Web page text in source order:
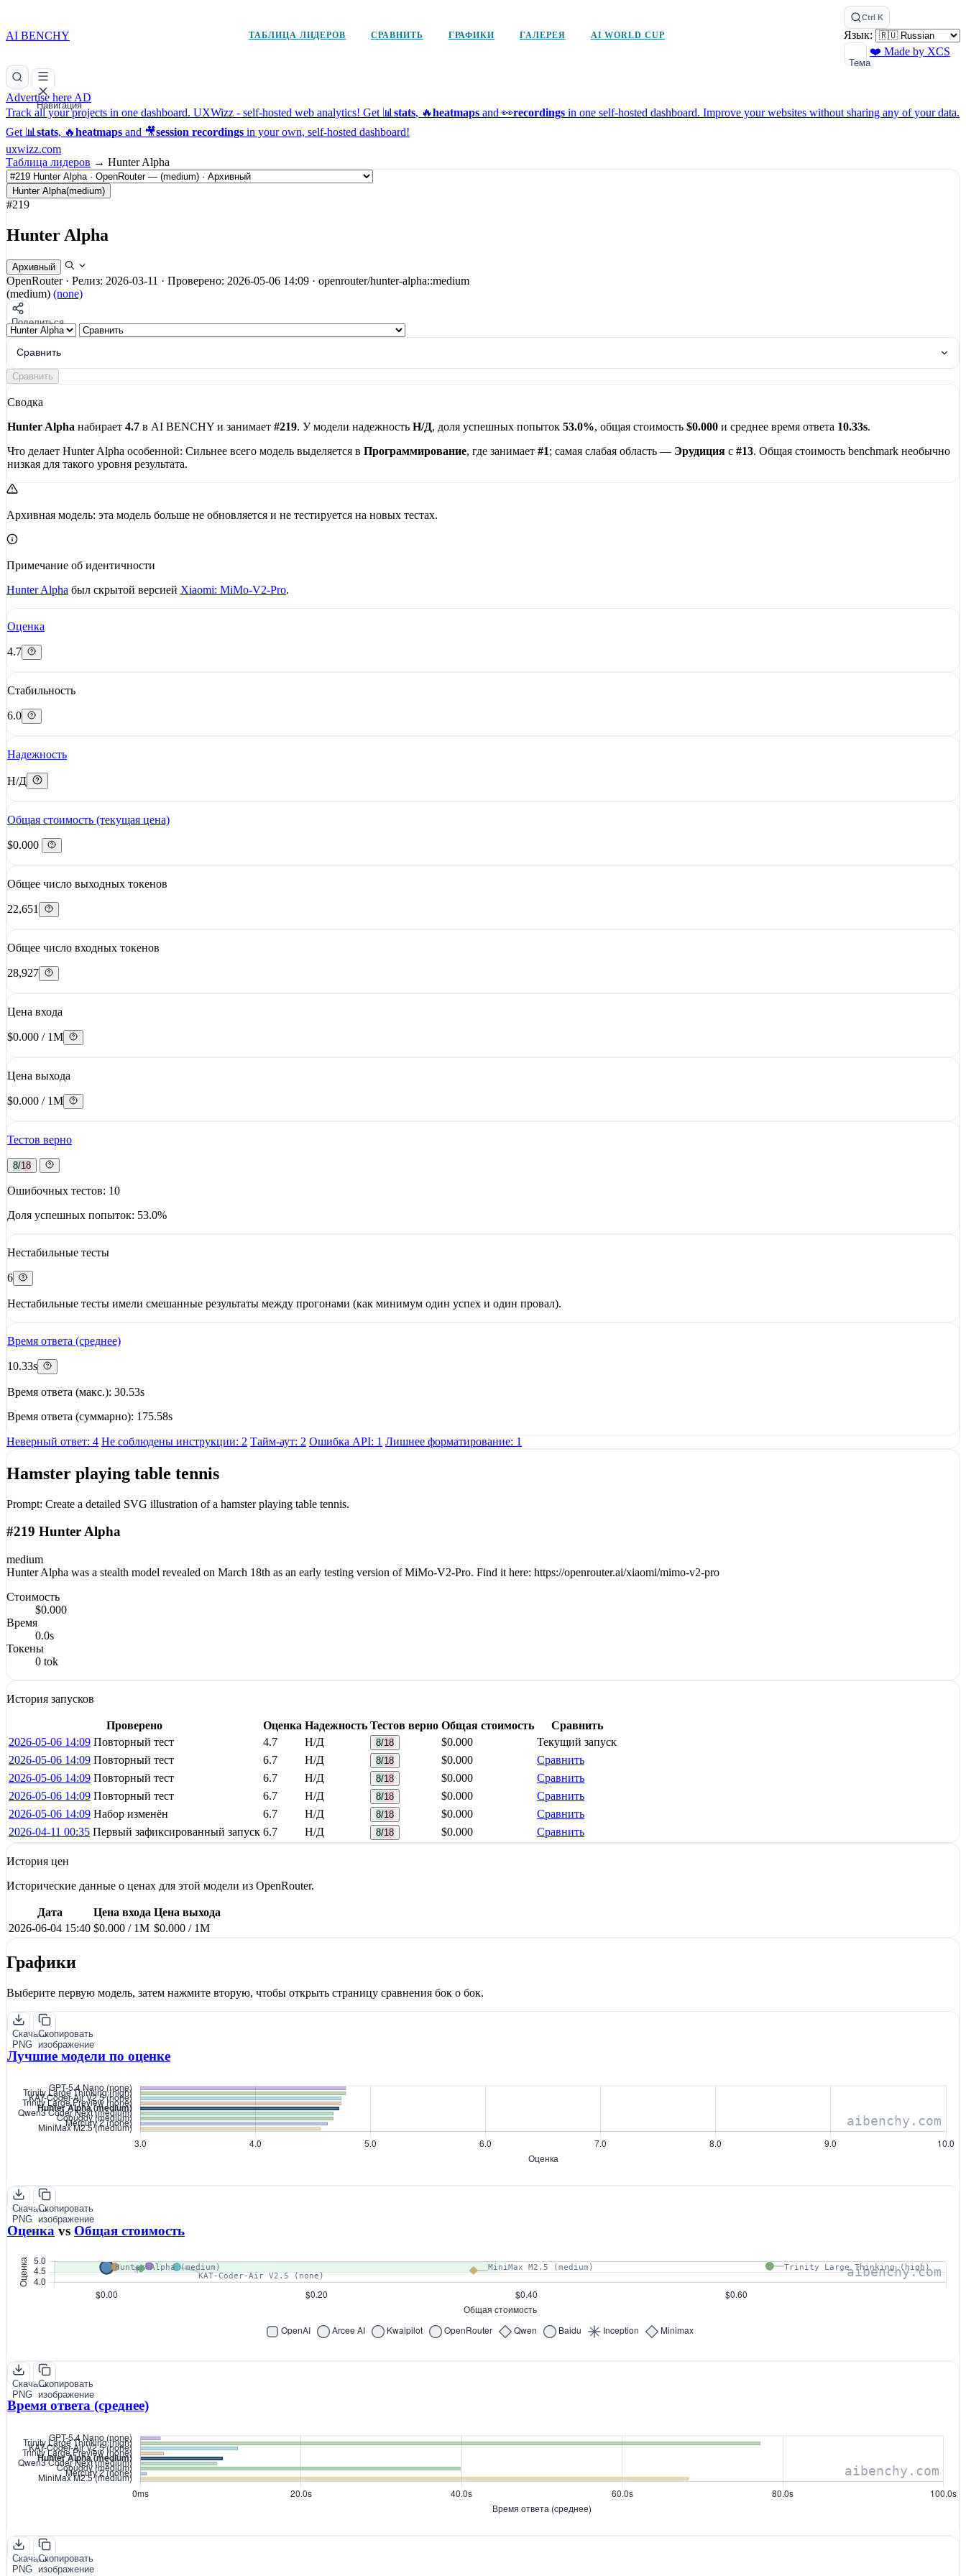
AI BENCHY ТАБЛИЦА ЛИДЕРОВ СРАВНИТЬ ГРАФИКИ ГАЛЕРЕЯ AI WORLD CUP
Ctrl K
Язык:
Тема
❤️ Made by XCS
Навигация
Advertise here AD
Track all your projects in one dashboard. UXWizz - self-hosted web analytics! Get 📊 stats, 🔥heatmaps and 👀recordings in one self-hosted dashboard. Improve your websites without sharing any of your data.
Get 📊 stats, 🔥heatmaps and 🎥session recordings in your own, self-hosted dashboard!
uxwizz.com
Таблица лидеров → Hunter Alpha
Hunter Alpha(medium)
#219
Hunter Alpha
Архивный
OpenRouter · Релиз: 2026-03-11 · Проверено: 2026-05-06 14:09 · openrouter/hunter-alpha::medium
(medium) (none)
Поделиться
Сравнить
Сравнить
Сводка
Hunter Alpha набирает 4.7 в AI BENCHY и занимает #219. У модели надежность Н/Д, доля успешных попыток 53.0%, общая стоимость $0.000 и среднее время ответа 10.33s.
Что делает Hunter Alpha особенной: Сильнее всего модель выделяется в Программирование, где занимает #1; самая слабая область — Эрудиция с #13. Общая стоимость benchmark необычно
низкая для такого уровня результата.
Архивная модель: эта модель больше не обновляется и не тестируется на новых тестах.
Примечание об идентичности
Hunter Alpha был скрытой версией Xiaomi: MiMo-V2-Pro.
Оценка
4.7
Стабильность
6.0
Надежность
Н/Д
Общая стоимость (текущая цена)
$0.000
Общее число выходных токенов
22,651
Общее число входных токенов
28,927
Цена входа
$0.000 / 1M
Цена выхода
$0.000 / 1M
Тестов верно
8/18
Ошибочных тестов: 10
Доля успешных попыток: 53.0%
Нестабильные тесты
6
Нестабильные тесты имели смешанные результаты между прогонами (как минимум один успех и один провал).
Время ответа (среднее)
10.33s
Время ответа (макс.): 30.53s
Время ответа (суммарно): 175.58s
Неверный ответ: 4 Не соблюдены инструкции: 2 Тайм-аут: 2 Ошибка API: 1 Лишнее форматирование: 1
Hamster playing table tennis
Prompt: Create a detailed SVG illustration of a hamster playing table tennis.
#219 Hunter Alpha
medium
Hunter Alpha was a stealth model revealed on March 18th as an early testing version of MiMo-V2-Pro. Find it here: https://openrouter.ai/xiaomi/mimo-v2-pro
Стоимость
$0.000
Время
0.0s
Токены
0 tok
История запусков
Проверено Оценка Надежность Тестов верно Общая стоимость
Сравнить
2026-05-06 14:09 Повторный тест 4.7 Н/Д 8/18 $0.000
Текущий запуск
2026-05-06 14:09 Повторный тест 6.7 Н/Д 8/18 $0.000
Сравнить
2026-05-06 14:09 Повторный тест 6.7 Н/Д 8/18 $0.000
Сравнить
2026-05-06 14:09 Повторный тест 6.7 Н/Д 8/18 $0.000
Сравнить
2026-05-06 14:09 Набор изменён 6.7 Н/Д 8/18 $0.000
Сравнить
2026-04-11 00:35 Первый зафиксированный запуск 6.7 Н/Д 8/18 $0.000 Сравнить
История цен
Исторические данные о ценах для этой модели из OpenRouter.
Дата Цена входа Цена выхода
2026-06-04 15:40 $0.000 / 1M $0.000 / 1M
Графики
Выберите первую модель, затем нажмите вторую, чтобы открыть страницу сравнения бок о бок.
Скачать
PNG
Скопировать
изображение
Лучшие модели по оценке
Скачать
PNG
Скопировать
изображение
Оценка vs Общая стоимость
Скачать
PNG
Скопировать
изображение
Время ответа (среднее)
Скачать
PNG
Скопировать
изображение